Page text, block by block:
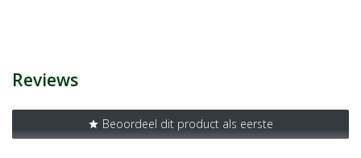
Reviews
star Beoordeel dit product als eerste